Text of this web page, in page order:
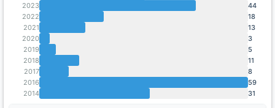
2023
44
2022
18
2021
13
2020
3
2019
5
2018
11
2017
8
2016
59
2014
31